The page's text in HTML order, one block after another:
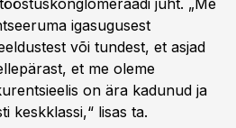
juht. „Me
igasugusest
või tundest, et asjad
et me oleme
on ära kadunud ja
keskklassi,“ lisas ta.